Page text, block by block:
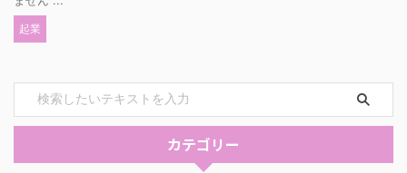
起業
カテゴリー